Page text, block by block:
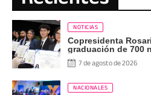
NOTICIAS
Copresidenta
graduación de 700
Pueblo Presidente
7 de agosto de 2026
NACIONALES